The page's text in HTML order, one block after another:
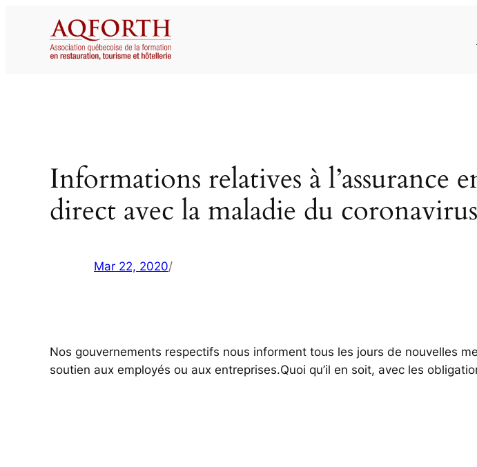
Informations relatives à l’assurance
direct avec la maladie du coronavirus
Mar 22, 2020/
Nos gouvernements respectifs nous informent tous les jours de nouvelles
soutien aux employés ou aux entreprises.Quoi qu’il en soit, avec les